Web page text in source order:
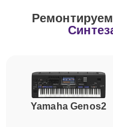
Yamaha Genos2